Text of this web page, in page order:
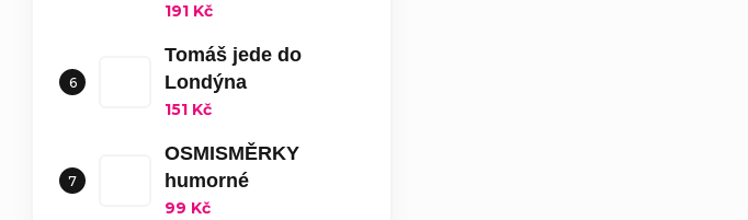
191 Kč
Tomáš jede do
Londýna
151 Kč
OSMISMĚRKY
humorné
99 Kč